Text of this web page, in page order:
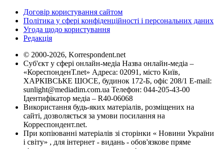
Договір користування сайтом
Політика у сфері конфіденційності і персональних даних
Угода щодо користування
Редакція
© 2000-2026, Korrespondent.net
Суб'єкт у сфері онлайн-медіа Назва онлайн-медіа –
«КореспонденТ.net» Адреса: 02091, місто Київ,
ХАРКІВСЬКЕ ШОСЕ, будинок 172-Б, офіс 208/1 E-mail:
sunlight@mediadim.com.ua Телефон: 044-205-43-00
Ідентифікатор медіа – R40-06068
Використання будь-яких матеріалів, розміщених на
сайті, дозволяється за умови посилання на
Корреспондент.net.
При копіюванні матеріалів зі сторінки « Новини України
і світу» , для інтернет - видань - обов'язкове пряме